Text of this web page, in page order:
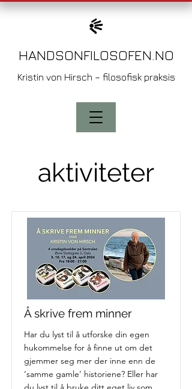
HANDSONFILOSOFEN.NO
Kristin von Hirsch – filosofisk praksis
aktiviteter
Å skrive frem minner
Har du lyst til å utforske din egen
hukommelse for å finne ut om det
gjemmer seg mer der inne enn de
‘samme gamle’ historiene? Eller har